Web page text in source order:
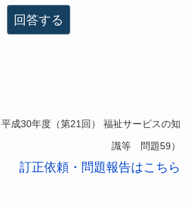
回答する
平成30年度（第21回） 福祉サービスの知
識等 問題59）
訂正依頼・問題報告はこちら